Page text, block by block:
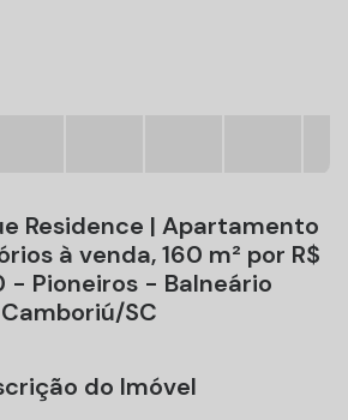
Residence | Apartamento
à venda, 160 m² por R$
- Pioneiros - Balneário
Camboriú/SC
do Imóvel